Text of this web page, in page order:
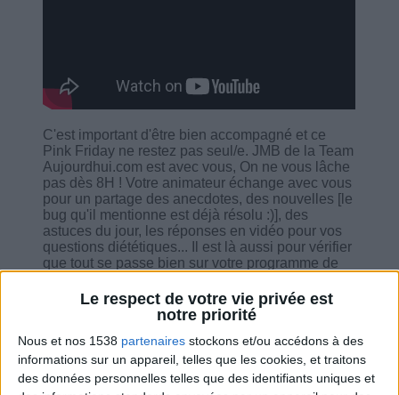
Le respect de votre vie privée est
notre priorité
Nous et nos 1538 partenaires stockons et/ou accédons à des
informations sur un appareil, telles que les cookies, et traitons
des données personnelles telles que des identifiants uniques et
C'est important d'être bien accompagné et ce
Pink Friday ne restez pas seul/e. JMB de la Team
Aujourdhui.com est avec vous, On ne vous lâche
pas dès 8H ! Votre animateur échange avec vous
pour un partage des anecdotes, des nouvelles [le
bug qu'il mentionne est déjà résolu :)], des
astuces du jour, les réponses en vidéo pour vos
questions diététiques... Il est là aussi pour vérifier
que tout se passe bien sur votre programme de
outils sans oublier ses conseils judicieux.